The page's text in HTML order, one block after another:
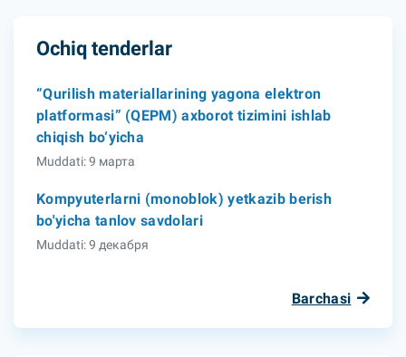
Ochiq tenderlar
“Qurilish materiallarining yagona elektron
platformasi” (QEPM) axborot tizimini ishlab
chiqish bo‘yicha
Muddati: 9 марта
Kompyuterlarni (monoblok) yetkazib berish
bo'yicha tanlov savdolari
Muddati: 9 декабря
Barchasi